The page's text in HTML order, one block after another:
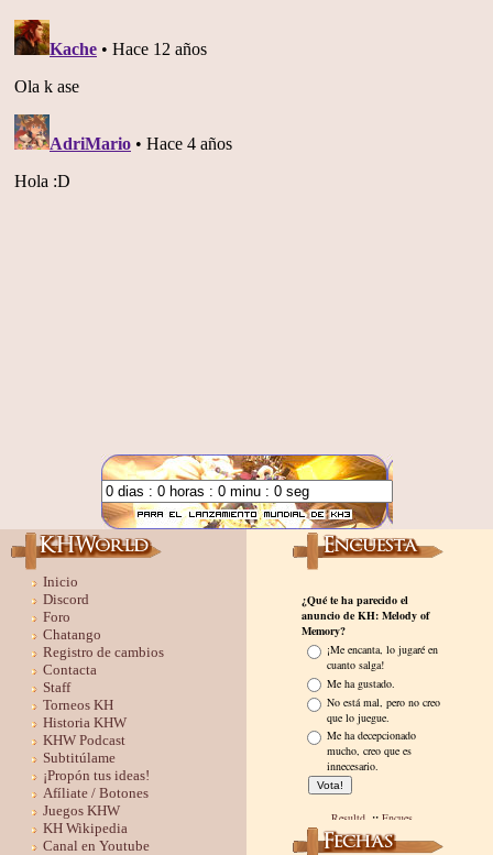
Inicio
Discord
Foro
Chatango
Registro de cambios
Contacta
Staff
Torneos KH
Historia KHW
KHW Podcast
Subtitúlame
¡Propón tus ideas!
Afíliate / Botones
Juegos KHW
KH Wikipedia
Canal en Youtube